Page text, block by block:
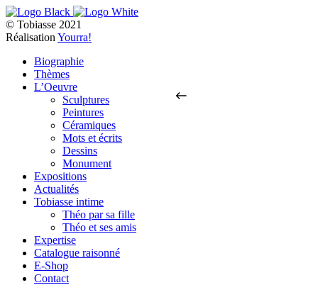
© Tobiasse 2021
Réalisation Yourra!
Biographie
Thèmes
L’Oeuvre
Sculptures
Peintures
Céramiques
Mots et écrits
Dessins
Monument
Expositions
Actualités
Tobiasse intime
Théo par sa fille
Théo et ses amis
Expertise
Catalogue raisonné
E-Shop
Contact